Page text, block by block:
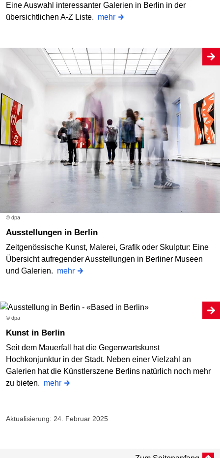
Eine Auswahl interessanter Galerien in Berlin in der
übersichtlichen A-Z Liste. mehr
© dpa
Ausstellungen in Berlin
Zeitgenössische Kunst, Malerei, Grafik oder Skulptur: Eine
Übersicht aufregender Ausstellungen in Berliner Museen
und Galerien. mehr
© dpa
Kunst in Berlin
Seit dem Mauerfall hat die Gegenwartskunst
Hochkonjunktur in der Stadt. Neben einer Vielzahl an
Galerien hat die Künstlerszene Berlins natürlich noch mehr
zu bieten. mehr
Aktualisierung: 24. Februar 2025